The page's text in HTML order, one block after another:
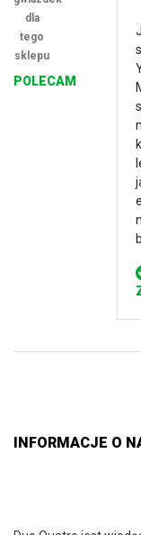
dla
tego
sklepu
POLECAM
INFORMACJE O